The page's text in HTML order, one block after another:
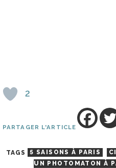
2
PARTAGER L'ARTICLE
TAGS 5 SAISONS À PARIS
UN PHOTOMATON À